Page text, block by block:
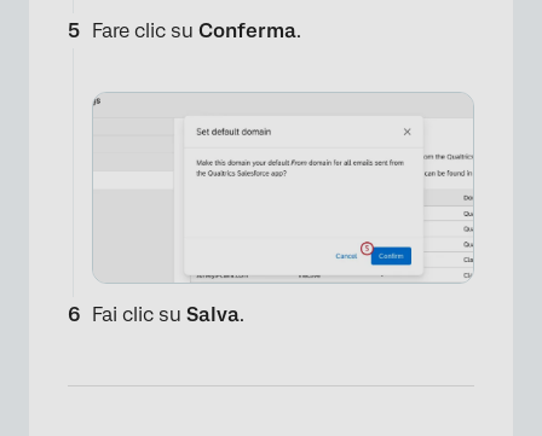
Fare clic su Conferma.
Fai clic su Salva.